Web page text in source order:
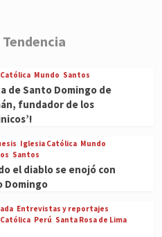
Tendencia
Mundo Santos
de Santo Domingo de
fundador de los
Iglesia Católica Mundo
Santos
el diablo se enojó con
Domingo
Entrevistas y reportajes
Perú Santa Rosa de Lima